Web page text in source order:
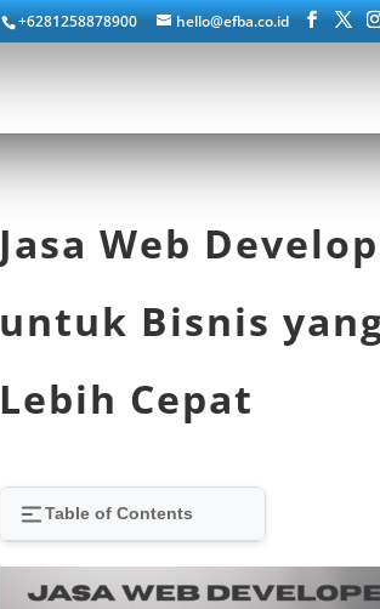
+6281258878900 hello@efba.co.id
Jasa Web
untuk Bisnis
Lebih Cepat
Table of Contents